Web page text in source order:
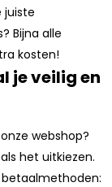
juiste
Bijna alle
kosten!
je veilig en
webshop?
het uitkiezen.